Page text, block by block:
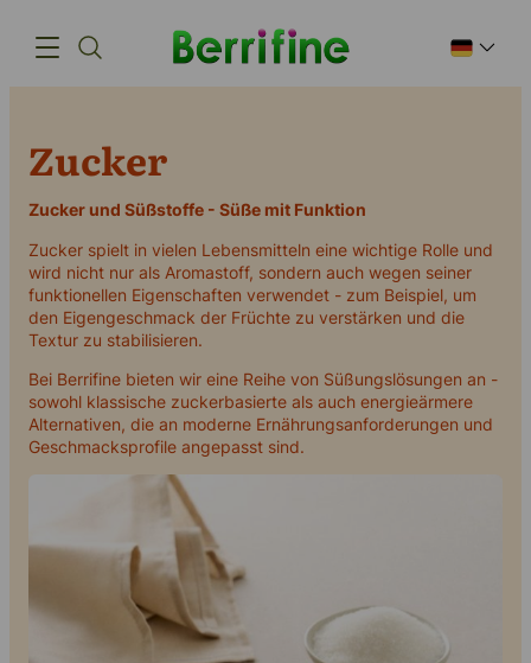
Produkte
Innovation
Lieferkette
Unsere Geschichte
(+45) 57 67 50 05
info@berrifine.com
Zucker
Zucker und Süßstoffe - Süße mit Funktion
Zucker spielt in vielen Lebensmitteln eine wichtige Rolle und
wird nicht nur als Aromastoff, sondern auch wegen seiner
funktionellen Eigenschaften verwendet - zum Beispiel, um
den Eigengeschmack der Früchte zu verstärken und die
Textur zu stabilisieren.
Bei Berrifine bieten wir eine Reihe von Süßungslösungen an -
sowohl klassische zuckerbasierte als auch energieärmere
Alternativen, die an moderne Ernährungsanforderungen und
Geschmacksprofile angepasst sind.